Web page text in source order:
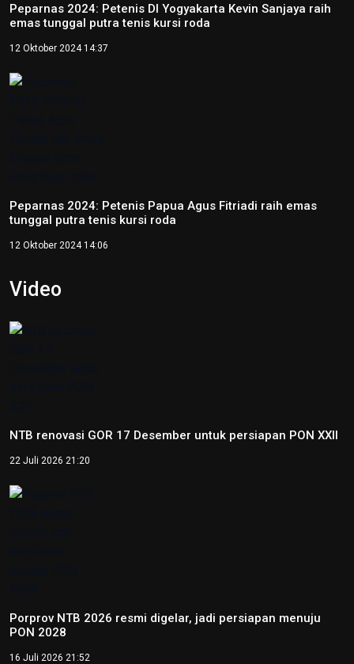
Peparnas 2024: Petenis DI Yogyakarta Kevin Sanjaya raih
emas tunggal putra tenis kursi roda
12 Oktober 2024 14:37
Peparnas 2024: Petenis Papua Agus Fitriadi raih emas
tunggal putra tenis kursi roda
12 Oktober 2024 14:06
Video
NTB renovasi GOR 17 Desember untuk persiapan PON XXII
22 Juli 2026 21:20
Porprov NTB 2026 resmi digelar, jadi persiapan menuju
PON 2028
16 Juli 2026 21:52